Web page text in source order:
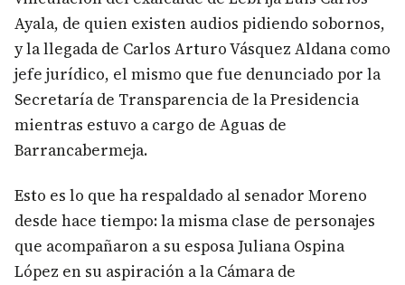
Ayala, de quien existen audios pidiendo sobornos,
y la llegada de Carlos Arturo Vásquez Aldana como
jefe jurídico, el mismo que fue denunciado por la
Secretaría de Transparencia de la Presidencia
mientras estuvo a cargo de Aguas de
Barrancabermeja.
Esto es lo que ha respaldado al senador Moreno
desde hace tiempo: la misma clase de personajes
que acompañaron a su esposa Juliana Ospina
López en su aspiración a la Cámara de